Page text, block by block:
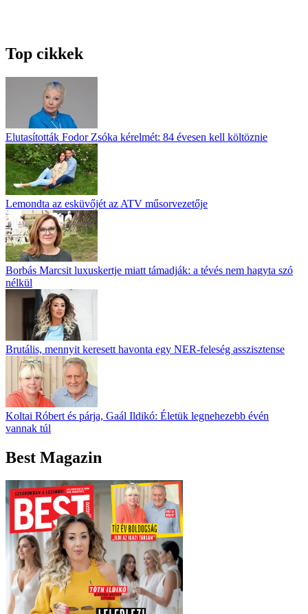
Top cikkek
Elutasították Fodor Zsóka kérelmét: 84 évesen kell költöznie
Lemondta az esküvőjét az ATV műsorvezetője
Borbás Marcsit luxuskertje miatt támadják: a tévés nem hagyta szó
nélkül
Brutális, mennyit keresett havonta egy NER-feleség asszisztense
Koltai Róbert és párja, Gaál Ildikó: Életük legnehezebb évén
vannak túl
Best Magazin